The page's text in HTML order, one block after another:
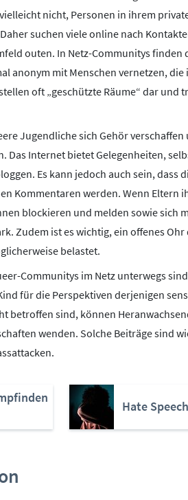
nicht, Personen in ihrem
suchen viele online nach
outen. In Netz-Communitys finden
anonym mit Menschen vernetzen,
oft „geschützte Räume“ dar und
Jugendliche sich Gehör verschaffen
Das Internet bietet Gelegenheiten,
Es kann jedoch auch sein, dass
Kommentaren werden. Wenn Eltern
blockieren und melden sowie sich
Zudem ist es wichtig, ein offenes
belastet.
Communitys im Netz unterwegs
für die Perspektiven derjenigen
betroffen sind, können
wenden. Solche Beiträge sind
Hate